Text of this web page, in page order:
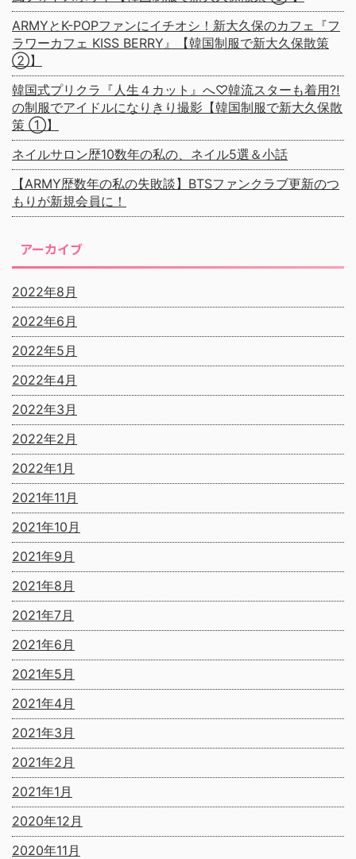
ARMYとK-POPファンにイチオシ！新大久保のカフェ『フ
ラワーカフェ KISS BERRY』【韓国制服で新大久保散策
②】
韓国式プリクラ『人生４カット』へ♡韓流スターも着用⁈
の制服でアイドルになりきり撮影【韓国制服で新大久保散
策 ①】
ネイルサロン歴10数年の私の、ネイル5選＆小話
【ARMY歴数年の私の失敗談】BTSファンクラブ更新のつ
もりが新規会員に！
アーカイブ
2022年8月
2022年6月
2022年5月
2022年4月
2022年3月
2022年2月
2022年1月
2021年11月
2021年10月
2021年9月
2021年8月
2021年7月
2021年6月
2021年5月
2021年4月
2021年3月
2021年2月
2021年1月
2020年12月
2020年11月